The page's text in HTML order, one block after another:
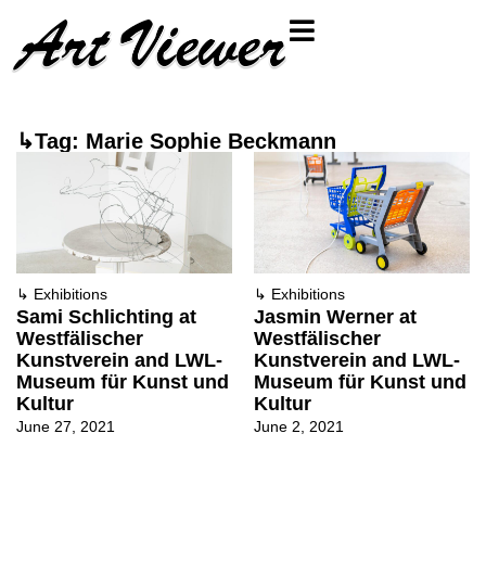
↳Tag: Marie Sophie Beckmann
↳ Exhibitions
Sami Schlichting at
Westfälischer
Kunstverein and LWL-
Museum für Kunst und
Kultur
June 27, 2021
↳ Exhibitions
Jasmin Werner at
Westfälischer
Kunstverein and LWL-
Museum für Kunst und
Kultur
June 2, 2021